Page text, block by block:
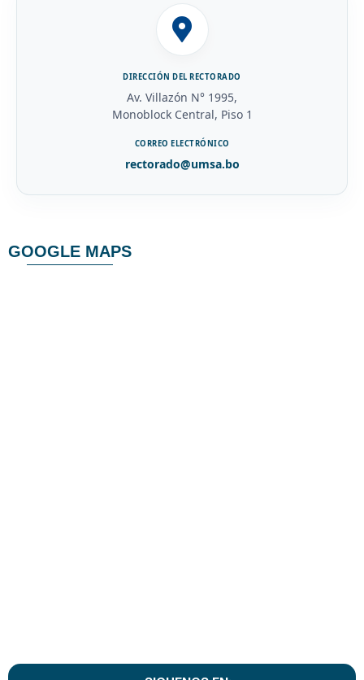
DIRECCIÓN DEL RECTORADO
Av. Villazón N° 1995,
Monoblock Central, Piso 1
CORREO ELECTRÓNICO
rectorado@umsa.bo
GOOGLE MAPS